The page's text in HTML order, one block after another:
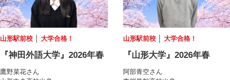
山形駅前校 │大学合格！
『神田外語大学』2026年春
鷹野菜花さん
山形駅前校 大学合格！
『山形大学』2026年春
阿部青空さん